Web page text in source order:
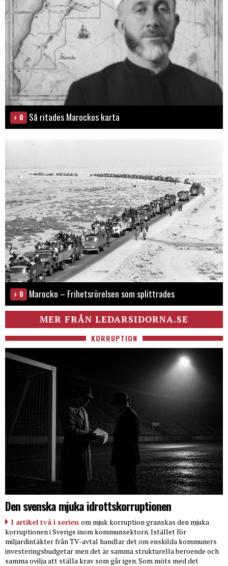
0 Så ritades Marockos karta
0 Marocko – Frihetsrörelsen som splittrades
MER FRÅN LEDARSIDORNA.SE
KORRUPTION
Den svenska mjuka idrottskorruptionen
I artikel två i serien om mjuk korruption granskas den mjuka
korruptionen i Sverige inom kommunsektorn. Istället för
miljardintäkter från TV-avtal handlar det om enskilda kommuners
investeringsbudgetar men det är samma strukturella beroende och
samma ovilja att ställa krav som går igen. Som möts med det